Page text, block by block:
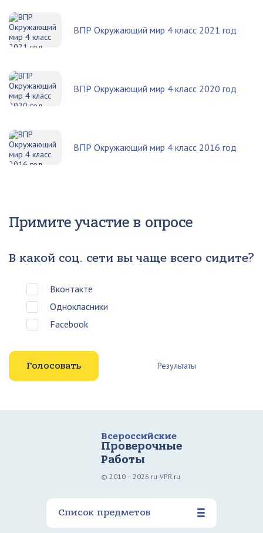
ВПР Окружающий мир 4 класс 2021 год
ВПР Окружающий мир 4 класс 2020 год
ВПР Окружающий мир 4 класс 2016 год
Примите участие в опросе
В какой соц. сети вы чаще всего сидите?
Вконтакте
Однокласники
Facebook
Результаты
Всероссийские
Проверочные
Работы
© 2010 – 2026 ru-VPR.ru
Список предметов